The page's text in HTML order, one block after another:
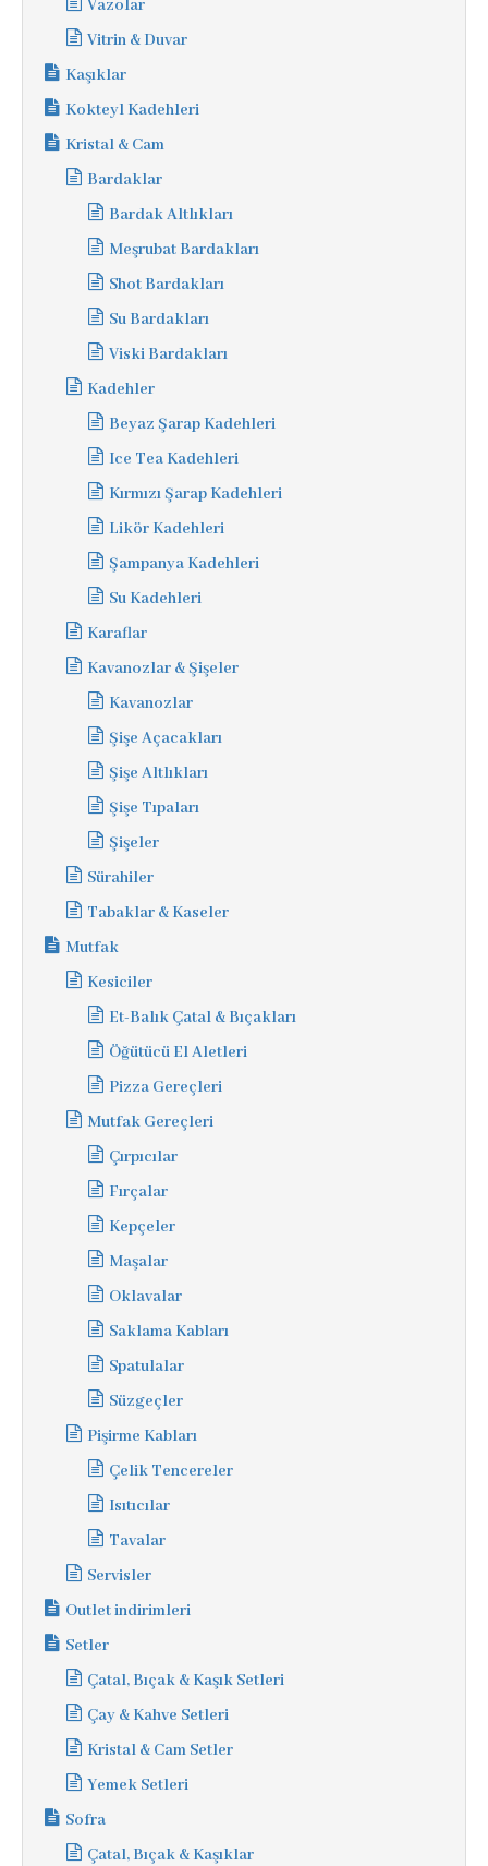
Vazolar
Vitrin & Duvar
Kaşıklar
Kokteyl Kadehleri
Kristal & Cam
Bardaklar
Bardak Altlıkları
Meşrubat Bardakları
Shot Bardakları
Su Bardakları
Viski Bardakları
Kadehler
Beyaz Şarap Kadehleri
Ice Tea Kadehleri
Kırmızı Şarap Kadehleri
Likör Kadehleri
Şampanya Kadehleri
Su Kadehleri
Karaflar
Kavanozlar & Şişeler
Kavanozlar
Şişe Açacakları
Şişe Altlıkları
Şişe Tıpaları
Şişeler
Sürahiler
Tabaklar & Kaseler
Mutfak
Kesiciler
Et-Balık Çatal & Bıçakları
Öğütücü El Aletleri
Pizza Gereçleri
Mutfak Gereçleri
Çırpıcılar
Fırçalar
Kepçeler
Maşalar
Oklavalar
Saklama Kabları
Spatulalar
Süzgeçler
Pişirme Kabları
Çelik Tencereler
Isıtıcılar
Tavalar
Servisler
Outlet indirimleri
Setler
Çatal, Bıçak & Kaşık Setleri
Çay & Kahve Setleri
Kristal & Cam Setler
Yemek Setleri
Sofra
Çatal, Bıçak & Kaşıklar